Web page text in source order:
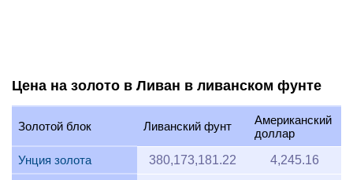
Цена на золото в Ливан в ливанском фунте
Золотой блок Ливанский фунт
Американский
доллар
Унция золота
380,173,181.22 4,245.16